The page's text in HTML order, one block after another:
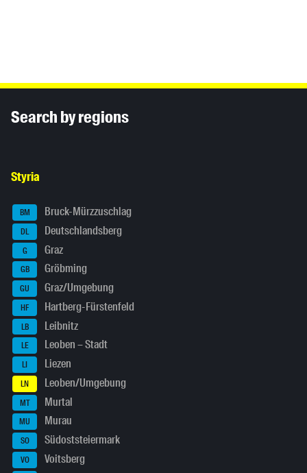
Search by regions
Styria
BM Bruck-Mürzzuschlag
DL Deutschlandsberg
G Graz
GB Gröbming
GU Graz/Umgebung
HF Hartberg-Fürstenfeld
LB Leibnitz
LE Leoben – Stadt
LI Liezen
LN Leoben/Umgebung
MT Murtal
MU Murau
SO Südoststeiermark
VO
Voitsberg